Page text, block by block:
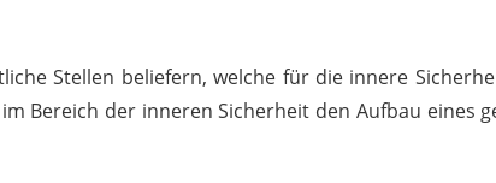
Stellen beliefern, welche für die innere
Bereich der inneren Sicherheit den Aufbau eines